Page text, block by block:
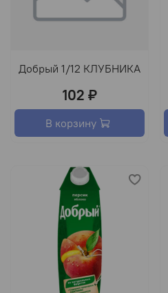
Добрый 1/12 КЛУБНИКА
102 ₽
В корзину